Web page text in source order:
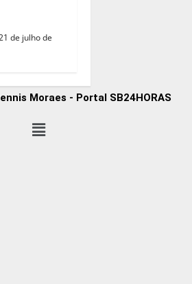
de julho de
Moraes - Portal SB24HORAS